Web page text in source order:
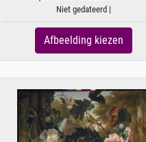
Niet gedateerd |
Afbeelding kiezen